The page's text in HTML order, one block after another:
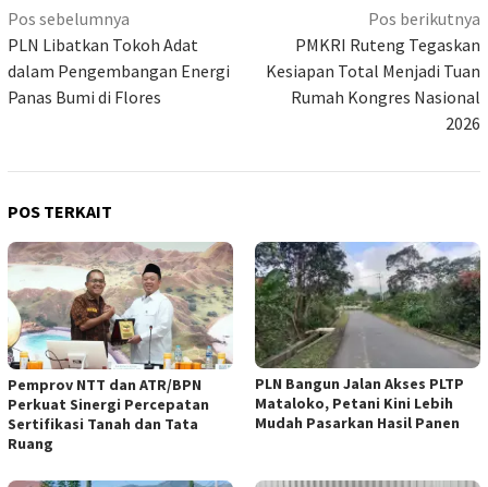
Navigasi
pos
Pos sebelumnya
PLN Libatkan Tokoh Adat
dalam Pengembangan Energi
Panas Bumi di Flores
Pos berikutnya
PMKRI Ruteng Tegaskan
Kesiapan Total Menjadi Tuan
Rumah Kongres Nasional
2026
POS TERKAIT
Pemprov NTT dan ATR/BPN
Perkuat Sinergi Percepatan
Sertifikasi Tanah dan Tata
Ruang
PLN Bangun Jalan Akses PLTP
Mataloko, Petani Kini Lebih
Mudah Pasarkan Hasil Panen